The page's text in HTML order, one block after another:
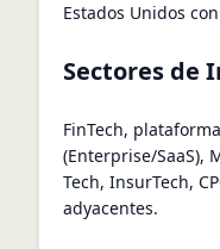
Estados Unidos
Sectores de
FinTech,
(Enterprise/SaaS),
Tech, InsurTech,
adyacentes.